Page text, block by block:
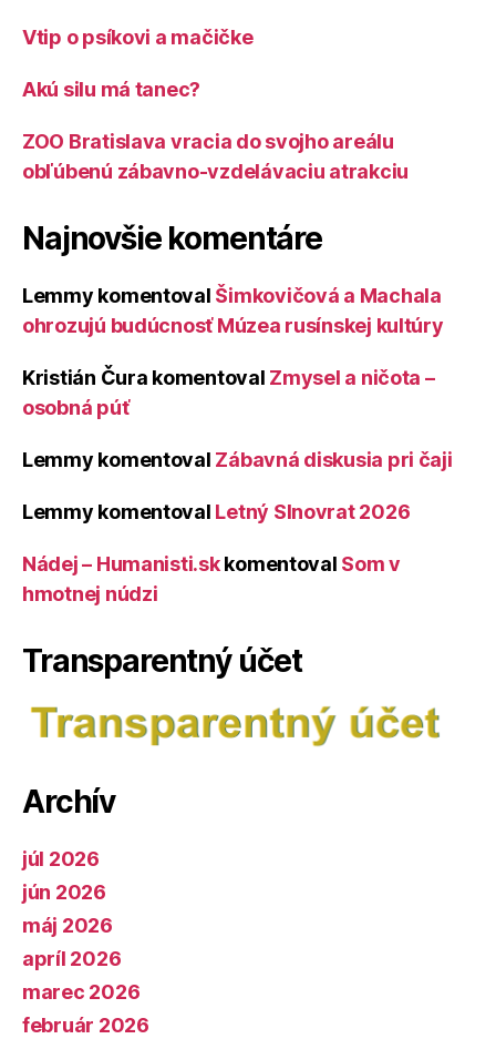
Vtip o psíkovi a mačičke
Akú silu má tanec?
ZOO Bratislava vracia do svojho areálu
obľúbenú zábavno-vzdelávaciu atrakciu
Najnovšie komentáre
Lemmy komentoval Šimkovičová a Machala
ohrozujú budúcnosť Múzea rusínskej kultúry
Kristián Čura komentoval Zmysel a ničota –
osobná púť
Lemmy komentoval Zábavná diskusia pri čaji
Lemmy komentoval Letný Slnovrat 2026
Nádej – Humanisti.skkomentoval Som v
hmotnej núdzi
Transparentný účet
Archív
júl 2026
jún 2026
máj 2026
apríl 2026
marec 2026
február 2026